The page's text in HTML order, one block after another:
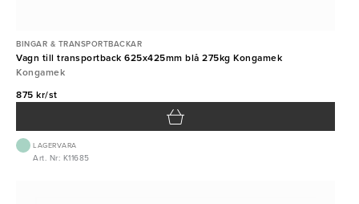
BINGAR & TRANSPORTBACKAR
Vagn till transportback 625x425mm blå 275kg Kongamek
Kongamek
875 kr/st
LAGERVARA
Art. Nr: K11685